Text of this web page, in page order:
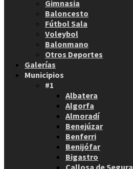
Gimnasia
Baloncesto
Fútbol Sala
Voleybol
Balonmano
Otros Deportes
Galerías
Municipios
#1
Albatera
Algorfa
Almoradí
Benejúzar
Benferri
Benijófar
Bigastro
Callosa de Segura